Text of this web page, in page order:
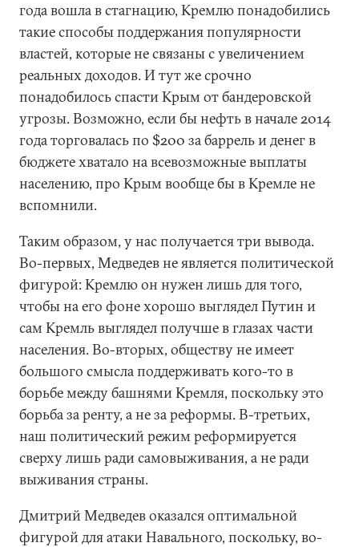
года вошла в стагнацию, Кремлю понадобились
такие способы поддержания популярности
властей, которые не связаны с увеличением
реальных доходов. И тут же срочно
понадобилось спасти Крым от бандеровской
угрозы. Возможно, если бы нефть в начале 2014
года торговалась по $200 за баррель и денег в
бюджете хватало на всевозможные выплаты
населению, про Крым вообще бы в Кремле не
вспомнили.
Таким образом, у нас получается три вывода.
Во-первых, Медведев не является политической
фигурой: Кремлю он нужен лишь для того,
чтобы на его фоне хорошо выглядел Путин и
сам Кремль выглядел получше в глазах части
населения. Во-вторых, обществу не имеет
большого смысла поддерживать кого-то в
борьбе между башнями Кремля, поскольку это
борьба за ренту, а не за реформы. В-третьих,
наш политический режим реформируется
сверху лишь ради самовыживания, а не ради
выживания страны.
Дмитрий Медведев оказался оптимальной
фигурой для атаки Навального, поскольку, во-